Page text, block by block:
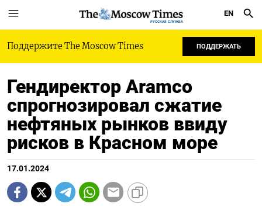
РУССКАЯ СЛУЖБА
EN
Поддержите The Moscow Times ПОДДЕРЖАТЬ
Гендиректор Aramco
спрогнозировал сжатие
нефтяных рынков ввиду
рисков в Красном море
17.01.2024